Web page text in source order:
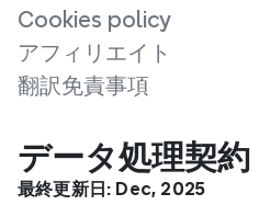
Cookies policy
アフィリエイト
翻訳免責事項
データ処理契約
最終更新日: Dec, 2025